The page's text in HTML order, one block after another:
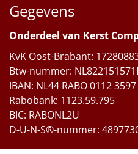
Gegevens
Onderdeel van Kerst
KvK Oost-Brabant:
Btw-nummer:
IBAN: NL44 RABO 0112
Rabobank: 1123.59.795
BIC: RABONL2U
D-U-N-S®-nummer: